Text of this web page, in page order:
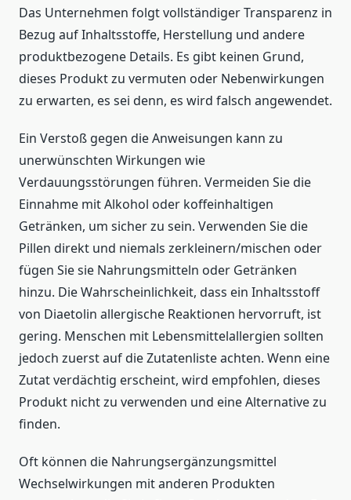
Das Unternehmen folgt vollständiger Transparenz in
Bezug auf Inhaltsstoffe, Herstellung und andere
produktbezogene Details. Es gibt keinen Grund,
dieses Produkt zu vermuten oder Nebenwirkungen
zu erwarten, es sei denn, es wird falsch angewendet.
Ein Verstoß gegen die Anweisungen kann zu
unerwünschten Wirkungen wie
Verdauungsstörungen führen. Vermeiden Sie die
Einnahme mit Alkohol oder koffeinhaltigen
Getränken, um sicher zu sein. Verwenden Sie die
Pillen direkt und niemals zerkleinern/mischen oder
fügen Sie sie Nahrungsmitteln oder Getränken
hinzu. Die Wahrscheinlichkeit, dass ein Inhaltsstoff
von Diaetolin allergische Reaktionen hervorruft, ist
gering. Menschen mit Lebensmittelallergien sollten
jedoch zuerst auf die Zutatenliste achten. Wenn eine
Zutat verdächtig erscheint, wird empfohlen, dieses
Produkt nicht zu verwenden und eine Alternative zu
finden.
Oft können die Nahrungsergänzungsmittel
Wechselwirkungen mit anderen Produkten